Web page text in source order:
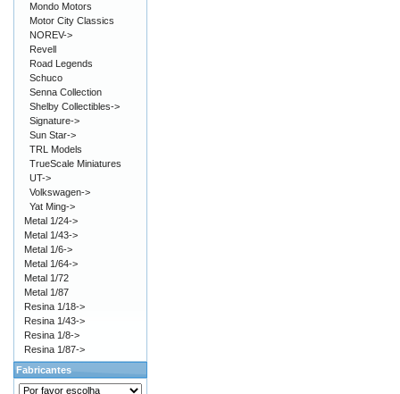
Mondo Motors
Motor City Classics
NOREV->
Revell
Road Legends
Schuco
Senna Collection
Shelby Collectibles->
Signature->
Sun Star->
TRL Models
TrueScale Miniatures
UT->
Volkswagen->
Yat Ming->
Metal 1/24->
Metal 1/43->
Metal 1/6->
Metal 1/64->
Metal 1/72
Metal 1/87
Resina 1/18->
Resina 1/43->
Resina 1/8->
Resina 1/87->
Fabricantes